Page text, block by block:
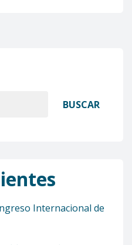
BUSCAR
Internacional de